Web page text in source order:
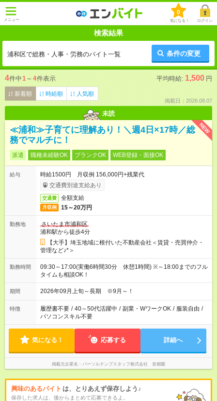
メニュー
0
気になる！ ログイン
検索結果
浦和区で総務・人事・労務のバイト一覧 条件の変更
4件中1 ～ 4件表示 平均時給: 1,500 円
新着順 時給順 人気順
掲載日：2026.08.07
未読
NEW
≪浦和≫子育てに理解あり！＼週4日×17時／総
務でマルチに！
派遣 職種未経験OK ブランクOK WEB登録・面接OK
給与
時給1500円 月収例 156,000円+残業代
交通費別途支給あり
交通費 全額支給
月収例 15～20万円
勤務地
さいたま市浦和区
浦和駅から徒歩4分
【大手】埼玉地域に根付いた不動産会社＜賃貸・売買仲介・
管理など♪*＞
勤務時間
09:30～17:00(実働6時間30分 休憩1時間) ※～18:00までのフル
タイムも相談OK！
期間 2026年09月上旬～長期 ※9月～！
特徴 履歴書不要 / 40～50代活躍中 / 副業・WワークOK / 服装自由 /
パソコンスキル不要
気になる！ 応募する 詳細へ
掲載元企業名 パーソルテンプスタッフ株式会社 首都圏
興味のあるバイト は、とりあえず保存しよう♪
保存した求人は、後からまとめて応募できるよ。